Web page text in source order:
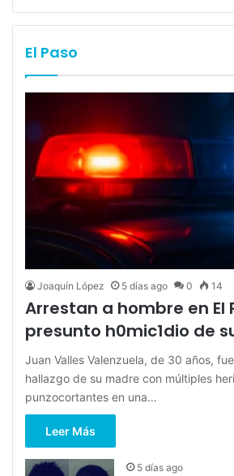
El Paso
Joaquín López 5 días ago 0 14
Arrestan a hombre en El
presunto h0mic1dio de
Juan Valles Valenzuela, de 30 años,
hallazgo de su madre con múltiples
punzocortantes en una…
Leer Más
5 días ago